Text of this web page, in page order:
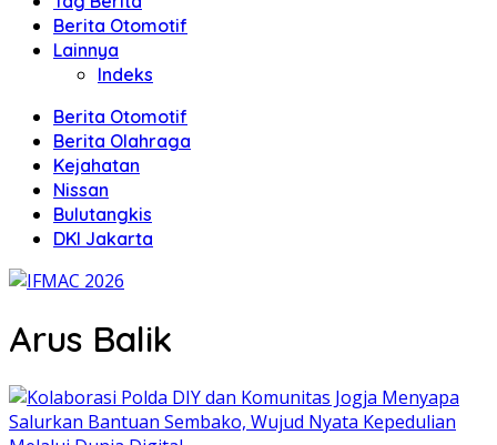
Berita Otomotif
Lainnya
Indeks
Berita Otomotif
Berita Olahraga
Kejahatan
Nissan
Bulutangkis
DKI Jakarta
Arus Balik